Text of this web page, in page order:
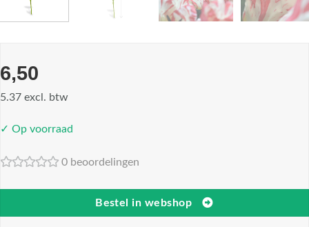
6,50
5.37 excl. btw
✓ Op voorraad
0 beoordelingen
Bestel in webshop